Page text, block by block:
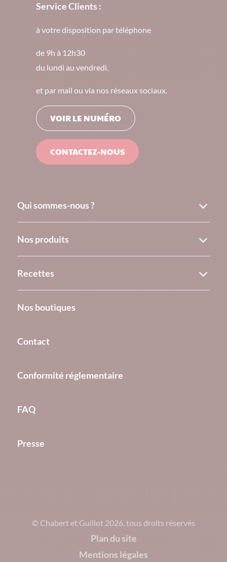
Service Clients :
à votre disposition par téléphone
de 9h à 12h30
du lundi au vendredi.
et par mail ou via nos réseaux sociaux.
VOIR LE NUMÉRO
CONTACTEZ-NOUS
Qui sommes-nous ?
Nos produits
Recettes
Nos boutiques
Contact
Conformité réglementaire
FAQ
Presse
© Chabert et Guillot 2026, tous droits réservés
Plan du site
Mentions légales